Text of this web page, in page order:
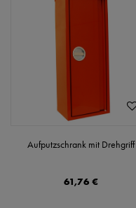
Aufputzschrank mit Drehgriff
61,76 €